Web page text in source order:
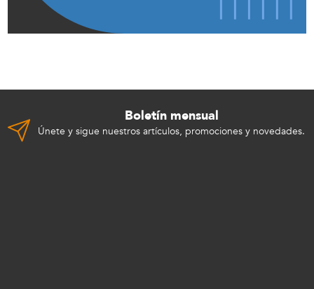
Boletín mensual
Únete y sigue nuestros artículos, promociones y novedades.